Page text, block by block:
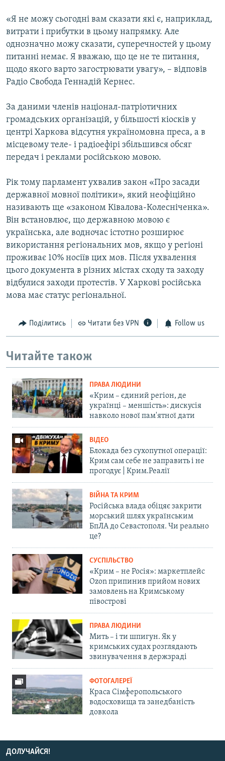
«Я не можу сьогодні вам сказати які є, наприклад,
витрати і прибутки в цьому напрямку. Але
однозначно можу сказати, суперечностей у цьому
питанні немає. Я вважаю, що це не те питання,
щодо якого варто загострювати увагу», – відповів
Радіо Свобода Геннадій Кернес.
За даними членів націонал-патріотичних
громадських організацій, у більшості кіосків у
центрі Харкова відсутня україномовна преса, а в
місцевому теле- і радіоефірі збільшився обсяг
передач і реклами російською мовою.
Рік тому парламент ухвалив закон «Про засади
державної мовної політики», який неофіційно
називають ще «законом Ківалова-Колесніченка».
Він встановлює, що державною мовою є
українська, але водночас істотно розширює
використання регіональних мов, якщо у регіоні
проживає 10% носіїв цих мов. Після ухвалення
цього документа в різних містах сходу та заходу
відбулися заходи протестів. У Харкові російська
мова має статус регіональної.
Поділитись Читати без VPN Follow us
Читайте також
ПРАВА ЛЮДИНИ
«Крим – єдиний регіон, де
українці – меншість»: дискусія
навколо нової пам'ятної дати
ВІДЕО
Блокада без сухопутної операції:
Крим сам себе не заправить і не
прогодує | Крим.Реалії
ВІЙНА ТА КРИМ
Російська влада обіцяє закрити
морський шлях українським
БпЛА до Севастополя. Чи реально
це?
СУСПІЛЬСТВО
«Крим – не Росія»: маркетплейс
Ozon припинив прийом нових
замовлень на Кримському
півострові
ПРАВА ЛЮДИНИ
Мить – і ти шпигун. Як у
кримських судах розглядають
звинувачення в держзраді
ФОТОГАЛЕРЕЇ
Краса Сімферопольського
водосховища та занедбаність
довкола
ДОЛУЧАЙСЯ!